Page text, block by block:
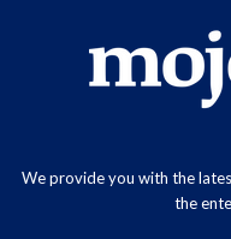
We provide you with the
the